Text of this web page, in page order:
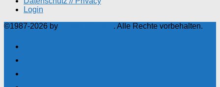
Login
©1987-2026 by
. Alle Rechte vorbehalten.